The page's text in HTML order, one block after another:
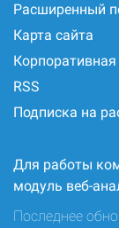
Расширенный
Карта сайта
Корпоративная
RSS
Подписка на
Для работы
модуль веб-
Последнее